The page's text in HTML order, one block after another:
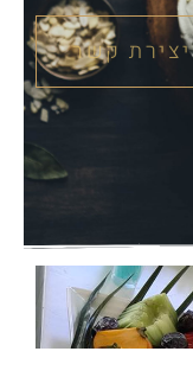
יצירת קשר